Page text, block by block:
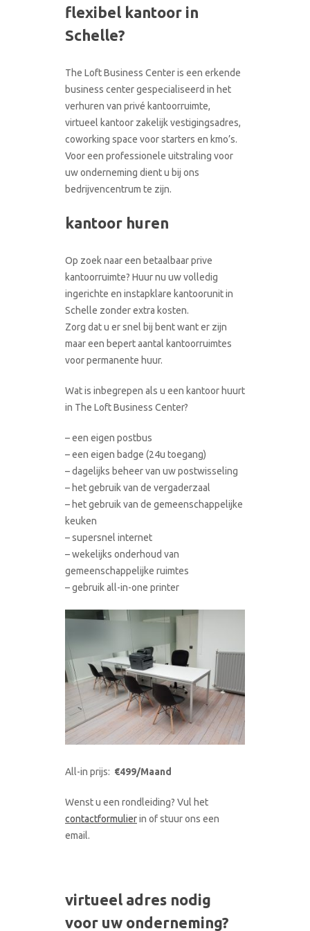
CONTACT
flexibel kantoor in
Schelle?
The Loft Business Center is een erkende
business center gespecialiseerd in het
verhuren van privé kantoorruimte,
virtueel kantoor zakelijk vestigingsadres,
coworking space voor starters en kmo’s.
Voor een professionele uitstraling voor
uw onderneming dient u bij ons
bedrijvencentrum te zijn.
kantoor huren
Op zoek naar een betaalbaar prive
kantoorruimte? Huur nu uw volledig
ingerichte en instapklare kantoorunit in
Schelle zonder extra kosten.
Zorg dat u er snel bij bent want er zijn
maar een bepert aantal kantoorruimtes
voor permanente huur.
Wat is inbegrepen als u een kantoor huurt
in The Loft Business Center?
– een eigen postbus
– een eigen badge (24u toegang)
– dagelijks beheer van uw postwisseling
– het gebruik van de vergaderzaal
– het gebruik van de gemeenschappelijke
keuken
– supersnel internet
– wekelijks onderhoud van
gemeenschappelijke ruimtes
– gebruik all-in-one printer
All-in prijs: €499/Maand
Wenst u een rondleiding? Vul het
contactformulierin of stuur ons een
email.
virtueel adres nodig
voor uw onderneming?